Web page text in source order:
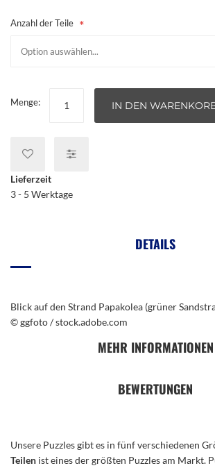
Anzahl der Teile
Menge: IN DEN
Lieferzeit
3 - 5 Werktage
DETAILS
Blick auf den Strand Papakolea (grüner
© ggfoto / stock.adobe.com
MEHR INFORMATIONEN
BEWERTUNGEN
Unsere Puzzles gibt es in fünf verschiedenen
Teilen ist eines der größten Puzzles am Markt.